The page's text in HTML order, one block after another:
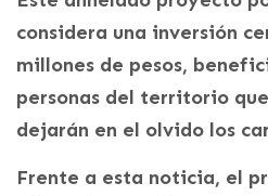
considera una inversión
millones de pesos,
personas del territorio
dejarán en el olvido los
Frente a esta noticia, el